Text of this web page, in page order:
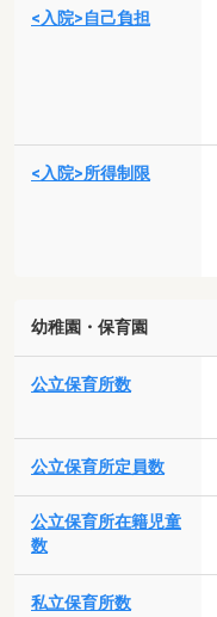
<入院>自己負担
<入院>所得制限
幼稚園・保育園
公立保育所数
公立保育所定員数
公立保育所在籍児童
数
私立保育所数